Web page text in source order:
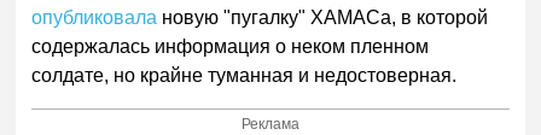
опубликовала новую "пугалку" ХАМАСа, в которой
содержалась информация о неком пленном
солдате, но крайне туманная и недостоверная.
Реклама